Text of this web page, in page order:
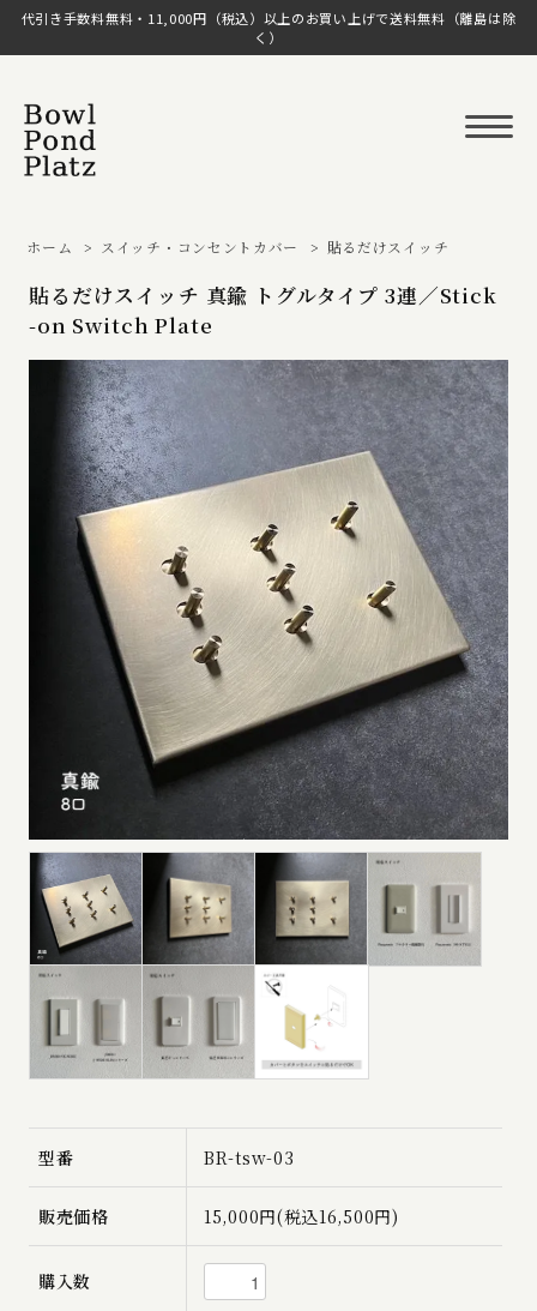
代引き手数料無料・11,000円（税込）以上のお買い上げで送料無料（離島は除
く）
ホーム > スイッチ・コンセントカバー > 貼るだけスイッチ
貼るだけスイッチ 真鍮 トグルタイプ 3連／Stick
-on Switch Plate
型番 BR-tsw-03
販売価格 15,000円(税込16,500円)
購入数